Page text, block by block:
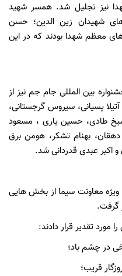
نیز تجلیل شد. همسر شهید
های شهیدان زین الدین؛ حسن
معظم شهدا بودند که در این
بین المللی جام جم نیز از
پسیانی، سیروس گرجستانی،
شیخ طادی، حسین یاری ، مسعود
دهقان، بهنام تشکر، هومن برق
عبدی قدردانی شد.
ویژه معاونت سیما از بخش هایی
گرفت.
مورد تقدیر قرار دادند:
در چشم باد؛
قریب؛